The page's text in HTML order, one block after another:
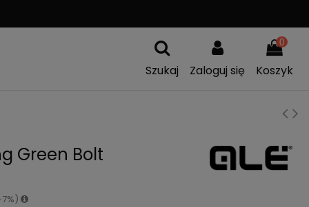
Szukaj
Zaloguj się
0
Koszyk
Green Bolt